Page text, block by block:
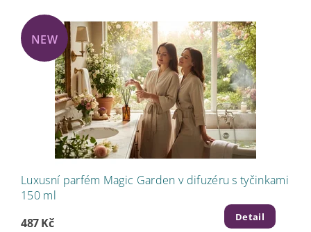
NEW
Luxusní parfém Magic Garden v difuzéru s tyčinkami
150 ml
487 Kč
Detail